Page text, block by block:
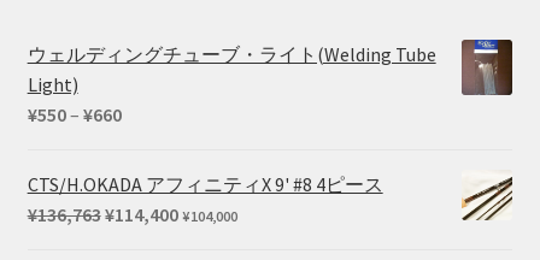
ウェルディングチューブ・ライト(Welding Tube
Light)
¥550– ¥660価
帯:
¥550
CTS/H.OKADA アフィニティX 9' #8 4ピース
¥136,763元
¥114,400現
¥104,000